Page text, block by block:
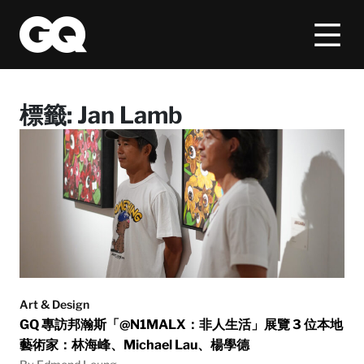
標籤: Jan Lamb
Art & Design
GQ 專訪邦瀚斯「@N1MALX：非人生活」展覽 3 位本地
藝術家：林海峰、Michael Lau、楊學德